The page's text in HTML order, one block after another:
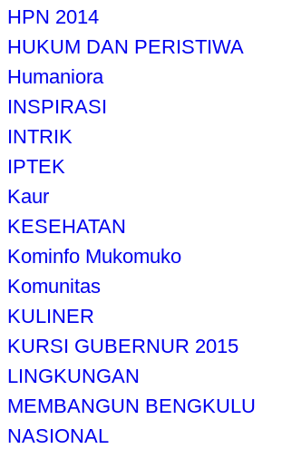
HPN 2014
HUKUM DAN PERISTIWA
Humaniora
INSPIRASI
INTRIK
IPTEK
Kaur
KESEHATAN
Kominfo Mukomuko
Komunitas
KULINER
KURSI GUBERNUR 2015
LINGKUNGAN
MEMBANGUN BENGKULU
NASIONAL